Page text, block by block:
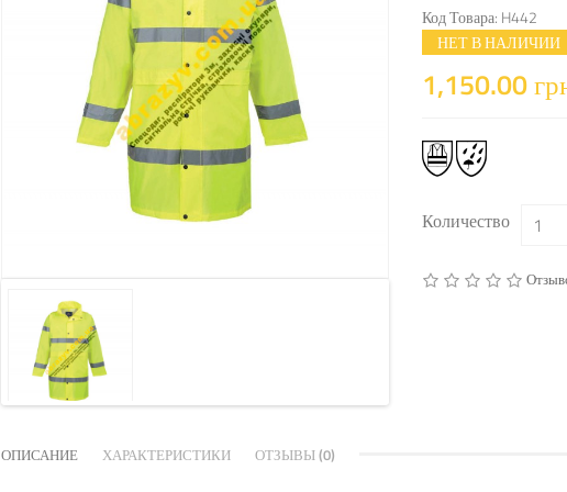
Код Товара: H442
НЕТ В НАЛИЧИИ
1,150.00
Количество
ОПИСАНИЕ ХАРАКТЕРИСТИКИ ОТЗЫВЫ (0)